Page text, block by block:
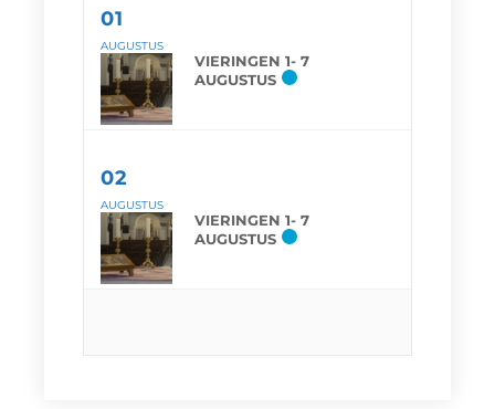
01
AUGUSTUS
VIERINGEN 1- 7
AUGUSTUS
02
AUGUSTUS
VIERINGEN 1- 7
AUGUSTUS